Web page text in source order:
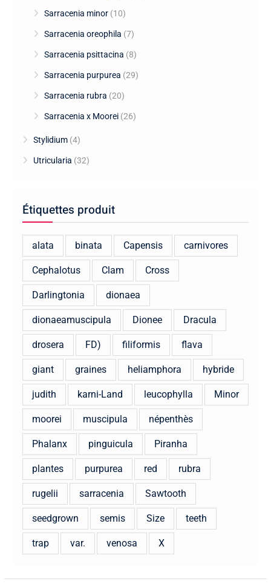
Sarracenia minor (10)
Sarracenia oreophila (7)
Sarracenia psittacina (8)
Sarracenia purpurea (29)
Sarracenia rubra (20)
Sarracenia x Moorei (26)
Stylidium (4)
Utricularia (32)
Étiquettes produit
alata binata Capensis carnivores
Cephalotus Clam Cross
Darlingtonia dionaea
dionaeamuscipula Dionee Dracula
drosera FD) filiformis flava
giant graines heliamphora hybride
judith karni-Land leucophylla Minor
moorei muscipula népenthès
Phalanx pinguicula Piranha
plantes purpurea red rubra
rugelii sarracenia Sawtooth
seedgrown semis Size teeth
trap var. venosa X